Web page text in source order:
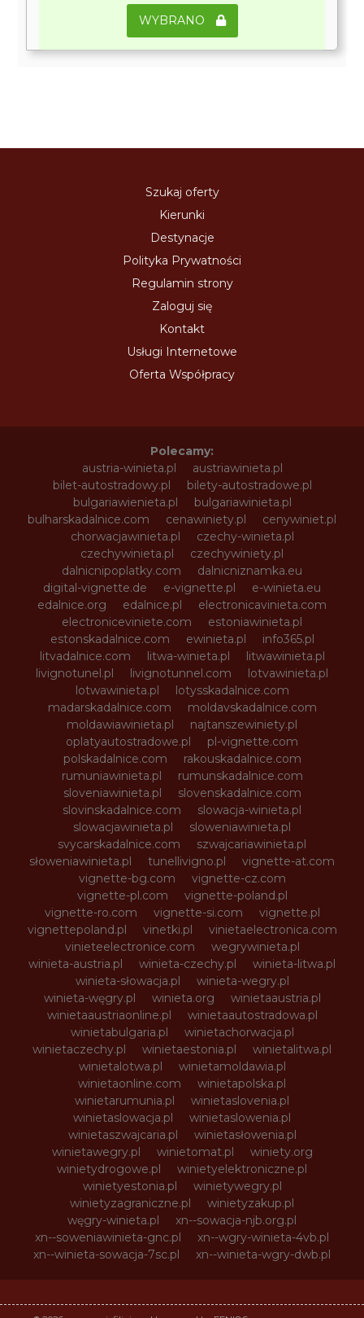
WYBRANO
Szukaj oferty
Kierunki
Destynacje
Polityka Prywatności
Regulamin strony
Zaloguj się
Kontakt
Usługi Internetowe
Oferta Współpracy
Polecamy:
austria-winieta.pl
austriawinieta.pl
bilet-autostradowy.pl
bilety-autostradowe.pl
bulgariawienieta.pl
bulgariawinieta.pl
bulharskadalnice.com
cenawiniety.pl
cenywiniet.pl
chorwacjawinieta.pl
czechy-winieta.pl
czechywinieta.pl
czechywiniety.pl
dalnicnipoplatky.com
dalnicniznamka.eu
digital-vignette.de
e-vignette.pl
e-winieta.eu
edalnice.org
edalnice.pl
electronicavinieta.com
electroniceviniete.com
estoniawinieta.pl
estonskadalnice.com
ewinieta.pl
info365.pl
litvadalnice.com
litwa-winieta.pl
litwawinieta.pl
livignotunel.pl
livignotunnel.com
lotvawinieta.pl
lotwawinieta.pl
lotysskadalnice.com
madarskadalnice.com
moldavskadalnice.com
moldawiawinieta.pl
najtanszewiniety.pl
oplatyautostradowe.pl
pl-vignette.com
polskadalnice.com
rakouskadalnice.com
rumuniawinieta.pl
rumunskadalnice.com
sloveniawinieta.pl
slovenskadalnice.com
slovinskadalnice.com
slowacja-winieta.pl
slowacjawinieta.pl
sloweniawinieta.pl
svycarskadalnice.com
szwajcariawinieta.pl
słoweniawinieta.pl
tunellivigno.pl
vignette-at.com
vignette-bg.com
vignette-cz.com
vignette-pl.com
vignette-poland.pl
vignette-ro.com
vignette-si.com
vignette.pl
vignettepoland.pl
vinetki.pl
vinietaelectronica.com
vinieteelectronice.com
wegrywinieta.pl
winieta-austria.pl
winieta-czechy.pl
winieta-litwa.pl
winieta-słowacja.pl
winieta-wegry.pl
winieta-węgry.pl
winieta.org
winietaaustria.pl
winietaaustriaonline.pl
winietaautostradowa.pl
winietabulgaria.pl
winietachorwacja.pl
winietaczechy.pl
winietaestonia.pl
winietalitwa.pl
winietalotwa.pl
winietamoldawia.pl
winietaonline.com
winietapolska.pl
winietarumunia.pl
winietaslovenia.pl
winietaslowacja.pl
winietaslowenia.pl
winietaszwajcaria.pl
winietasłowenia.pl
winietawegry.pl
winietomat.pl
winiety.org
winietydrogowe.pl
winietyelektroniczne.pl
winietyestonia.pl
winietywegry.pl
winietyzagraniczne.pl
winietyzakup.pl
węgry-winieta.pl
xn--sowacja-njb.org.pl
xn--soweniawinieta-gnc.pl
xn--wgry-winieta-4vb.pl
xn--winieta-sowacja-7sc.pl
xn--winieta-wgry-dwb.pl